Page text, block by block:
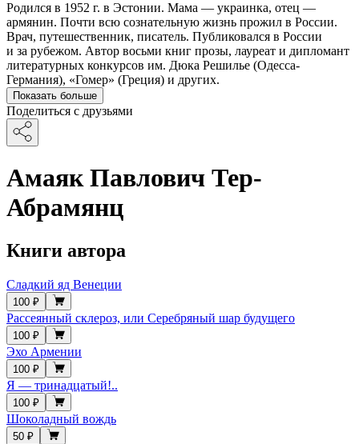
Родился в 1952 г. в Эстонии. Мама — украинка, отец —
армянин. Почти всю сознательную жизнь прожил в России.
Врач, путешественник, писатель. Публиковался в России
и за рубежом. Автор восьми книг прозы, лауреат и дипломант
литературных конкурсов им. Дюка Решилье (Одесса-
Германия), «Гомер» (Греция) и других.
Показать больше
Поделиться с друзьями
Амаяк Павлович Тер-
Абрамянц
Книги автора
Сладкий яд Венеции
100 ₽
Рассеянный склероз, или Серебряный шар будущего
100 ₽
Эхо Армении
100 ₽
Я — тринадцатый!..
100 ₽
Шоколадный вождь
50 ₽